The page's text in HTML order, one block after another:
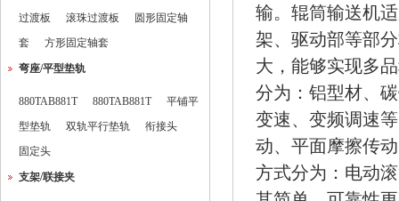
过渡板
滚珠过渡板
圆形固定轴
套
方形固定轴套
弯座/平型垫轨
880TAB881T 880TAB881T
平铺平
型垫轨
双轨平行垫轨
衔接头
固定头
支架/联接夹
输。辊筒输送机
架、驱动部等部
大，能够实现多
分为：铝型材、
变速、变频调速
动、平面摩擦传
方式分为：电动